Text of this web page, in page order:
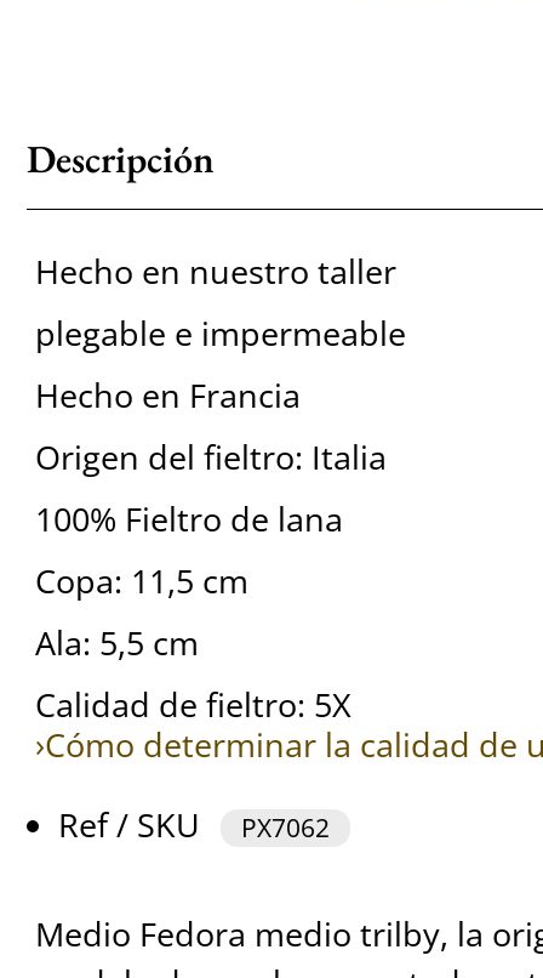
Descripción
Hecho en nuestro taller
plegable e impermeable
Hecho en Francia
Origen del fieltro: Italia
100% Fieltro de lana
Copa: 11,5 cm
Ala: 5,5 cm
Calidad de fieltro: 5X
›Cómo determinar la calidad de
Ref / SKU
PX7062
Medio Fedora medio trilby, la